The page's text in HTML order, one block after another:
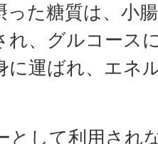
った糖質は、小
れ、グルコース
に運ばれ、エネ
として利用され